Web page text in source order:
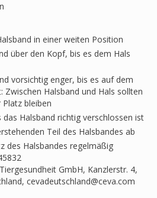
in einer weiten Position
über den Kopf, bis es dem Hals
vorsichtig enger, bis es auf dem
Zwischen Halsband und Hals sollten
bleiben
das Halsband richtig verschlossen ist
Teil des Halsbandes ab
des Halsbandes regelmäßig
GmbH, Kanzlerstr. 4,
cevadeutschland@ceva.com